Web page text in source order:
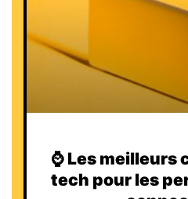
⌚️ Les meilleurs
tech pour les